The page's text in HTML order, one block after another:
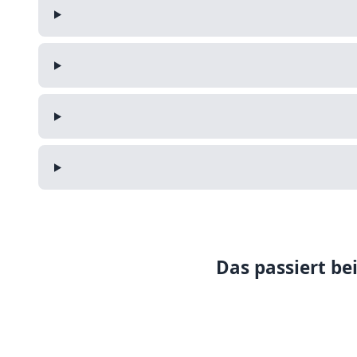
Das passiert